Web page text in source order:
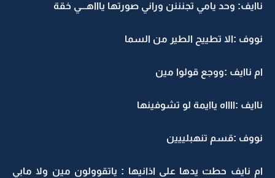
ناايف: وحد يامي تجنننن وراني صورتها ياااهـــي خقة
نووف :الا تطييح الطير من السما
ام ناايف :ووجع قولوا مين
ناايف :ااااه ياايمة لو تشوفينها
نووف :قسم تنهبلييين
ام نايف حطت يدها على اذانيها : ياتقوولون مين ولا مابي